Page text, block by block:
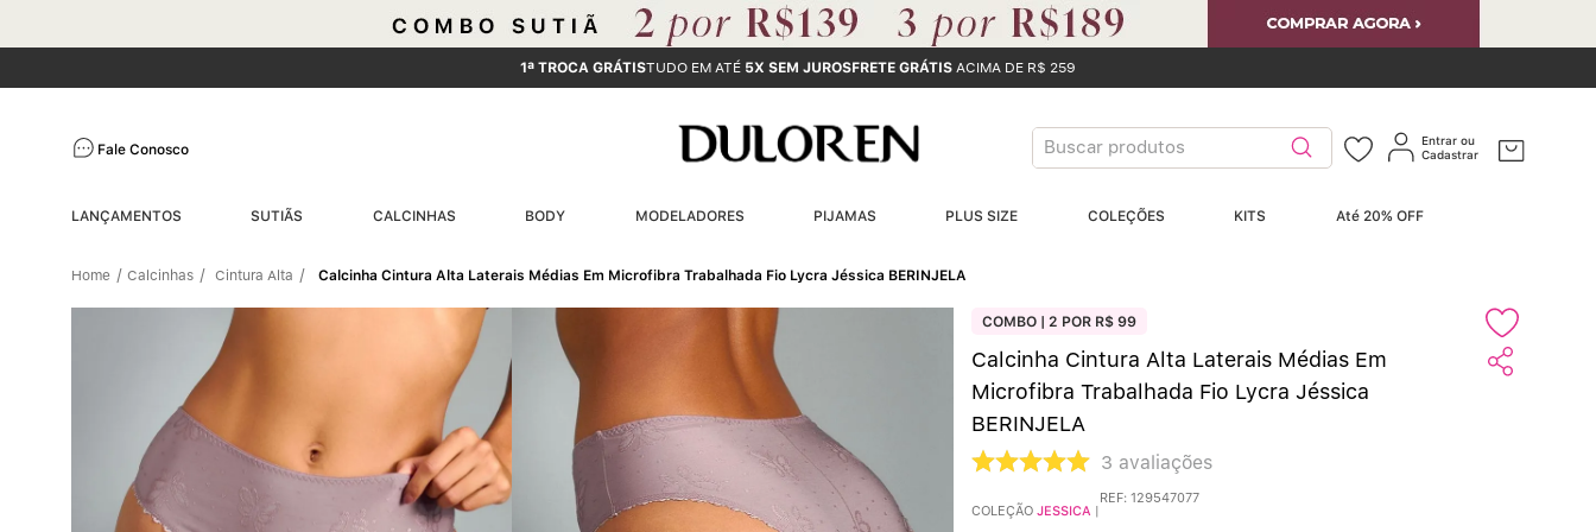
1ª TROCA GRÁTISTUDO EM ATÉ 5X SEM JUROSFRETE GRÁTIS ACIMA DE R$ 259
Fale Conosco
Buscar produtos
Entrar ou
Cadastrar
LANÇAMENTOS SUTIÃS CALCINHAS BODY MODELADORES PIJAMAS PLUS SIZE COLEÇÕES KITS Até 20% OFF
Calcinhas Cintura Alta Calcinha Cintura Alta Laterais Médias Em Microfibra Trabalhada Fio Lycra Jéssica BERINJELA
COMBO | 2 POR R$ 99
Calcinha Cintura Alta Laterais Médias Em
Microfibra Trabalhada Fio Lycra Jéssica
BERINJELA
3 avaliações
COLEÇÃOJESSICA |
REF: 129547077
TERMOS MAIS
BUSCADOS
3 º Sutiã Bojo
4º Conjunto
5º Calcinha Algodão